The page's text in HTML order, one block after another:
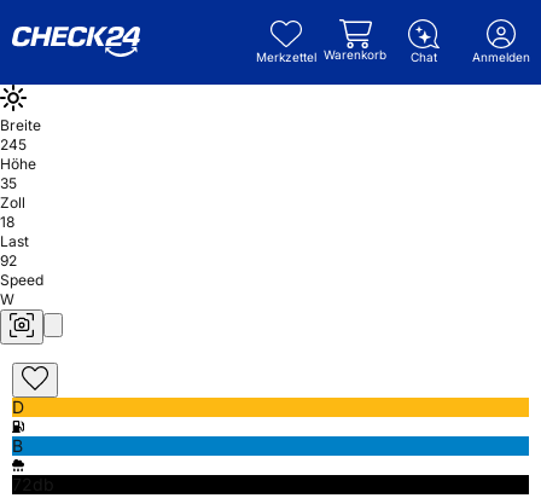
Merkzettel Warenkorb Chat Anmelden
Breite
245
Höhe
35
Zoll
18
Last
92
Speed
W
D
B
72db